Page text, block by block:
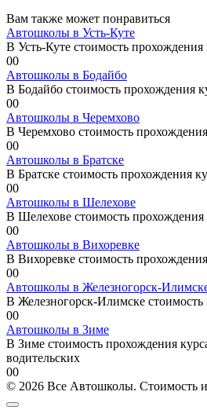
Вам также может понравиться
Автошколы в Усть-Куте
В Усть-Куте стоимость прохождения
00
Автошколы в Бодайбо
В Бодайбо стоимость прохождения
00
Автошколы в Черемхово
В Черемхово стоимость
00
Автошколы в Братске
В Братске стоимость прохождения
00
Автошколы в Шелехове
В Шелехове стоимость прохождения
00
Автошколы в Вихоревке
В Вихоревке стоимость
00
Автошколы в Железногорск-
В Железногорск-Илимске стоимость
00
Автошколы в Зиме
В Зиме стоимость прохождения
водительских
00
© 2026 Все Автошколы. Стоимость и